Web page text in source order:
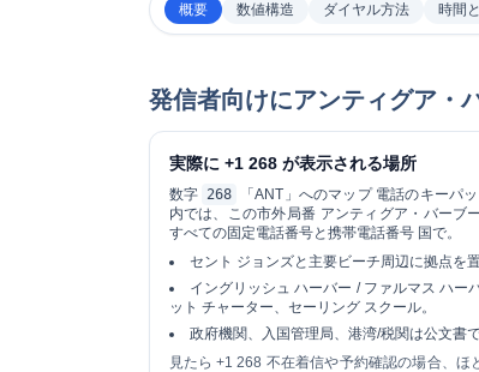
概要 数値構造 ダイヤル方法 時間
発信者向けにアンティグア・
実際に +1 268 が表示される場所
数字 268 「ANT」へのマップ 電話のキーパ
内では、この市外局番 アンティグア・バーブ
すべての固定電話番号と携帯電話番号国で。
セント ジョンズと主要ビーチ周辺に拠点を
イングリッシュ ハーバー / ファルマス ハー
ット チャーター、セーリング スクール。
政府機関、入国管理局、港湾/税関は公文書
見たら+1 268 不在着信や予約確認の場合、ほ